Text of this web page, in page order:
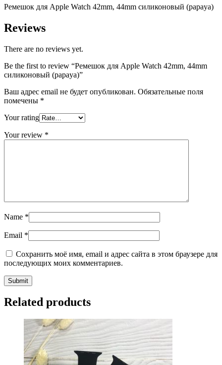
Ремешок для Apple Watch 42mm, 44mm силиконовый (papaya)
Reviews
There are no reviews yet.
Be the first to review “Ремешок для Apple Watch 42mm, 44mm
силиконовый (papaya)”
Ваш адрес email не будет опубликован. Обязательные поля
помечены *
Your rating
Your review *
Name *
Email *
Сохранить моё имя, email и адрес сайта в этом браузере для
последующих моих комментариев.
Related products